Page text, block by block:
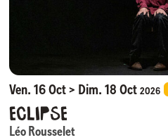
communauté fragile mais réelle.
questionne les excès du
l’empathie, à l’heure de la
la plus rare et la plus humaine.
Ven. 16 Oct > Dim. 18 Oct2026
Eclipse
Léo Rousselet